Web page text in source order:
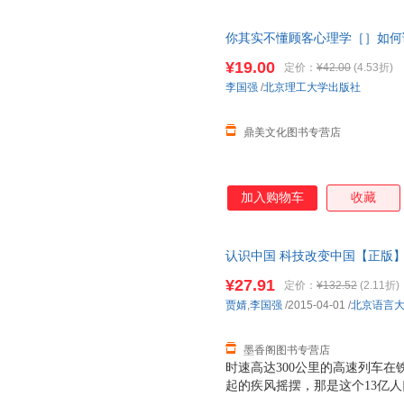
你其实不懂顾客心理学［］如
¥19.00 定价： ¥42.00 (4.53折)
鼎美文化图书专营店
李国强 /北京理工大学出版社
加入购物车 收藏
认识中国 科技改变中国【正版
时速高达300公里的高速列车在
起的疾风摇摆，那是这个13亿
¥27.91 定价： ¥132.52 (2.11折)
墨香阁图书专营店
贾婧,李国强 /2015-04-01 /北京语言